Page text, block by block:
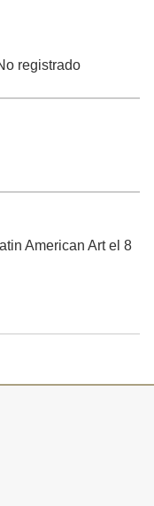
registrado
American Art el 8